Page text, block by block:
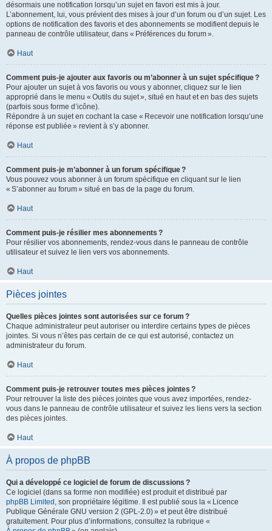
désormais une notification lorsqu’un sujet en favori est mis à jour.
L’abonnement, lui, vous prévient des mises à jour d’un forum ou d’un sujet. Les
options de notification des favoris et des abonnements se modifient depuis le
panneau de contrôle utilisateur, dans « Préférences du forum ».
Haut
Comment puis-je ajouter aux favoris ou m’abonner à un sujet spécifique ?
Pour ajouter un sujet à vos favoris ou vous y abonner, cliquez sur le lien
approprié dans le menu « Outils du sujet », situé en haut et en bas des sujets
(parfois sous forme d’icône).
Répondre à un sujet en cochant la case « Recevoir une notification lorsqu’une
réponse est publiée » revient à s’y abonner.
Haut
Comment puis-je m’abonner à un forum spécifique ?
Vous pouvez vous abonner à un forum spécifique en cliquant sur le lien
« S’abonner au forum » situé en bas de la page du forum.
Haut
Comment puis-je résilier mes abonnements ?
Pour résilier vos abonnements, rendez-vous dans le panneau de contrôle
utilisateur et suivez le lien vers vos abonnements.
Haut
Pièces jointes
Quelles pièces jointes sont autorisées sur ce forum ?
Chaque administrateur peut autoriser ou interdire certains types de pièces
jointes. Si vous n’êtes pas certain de ce qui est autorisé, contactez un
administrateur du forum.
Haut
Comment puis-je retrouver toutes mes pièces jointes ?
Pour retrouver la liste des pièces jointes que vous avez importées, rendez-
vous dans le panneau de contrôle utilisateur et suivez les liens vers la section
des pièces jointes.
Haut
À propos de phpBB
Qui a développé ce logiciel de forum de discussions ?
Ce logiciel (dans sa forme non modifiée) est produit et distribué par
phpBB Limited , son propriétaire légitime. Il est publié sous la « Licence
Publique Générale GNU version 2 (GPL-2.0) » et peut être distribué
gratuitement. Pour plus d’informations, consultez la rubrique «